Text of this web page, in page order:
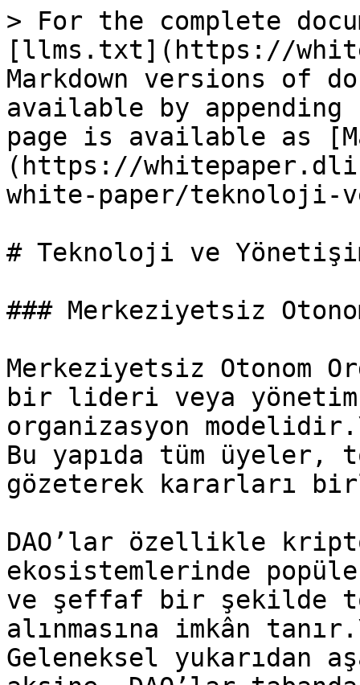
> For the complete
[llms.txt](https://
Markdown versions of
available by
page is available as
(https://
white-paper/teknoloji-
# Teknoloji ve
### Merkeziyetsiz
Merkeziyetsiz Otonom
bir lideri veya yönetim
organizasyon
Bu yapıda tüm üyeler,
gözeterek kararları
DAO’lar özellikle
ekosistemlerinde
ve şeffaf bir şekilde
alınmasına imkân
Geleneksel yukarıdan